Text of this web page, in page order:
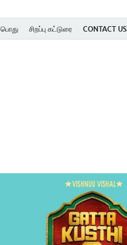
பொது சிறப்பு கட்டுரை CONTACT US